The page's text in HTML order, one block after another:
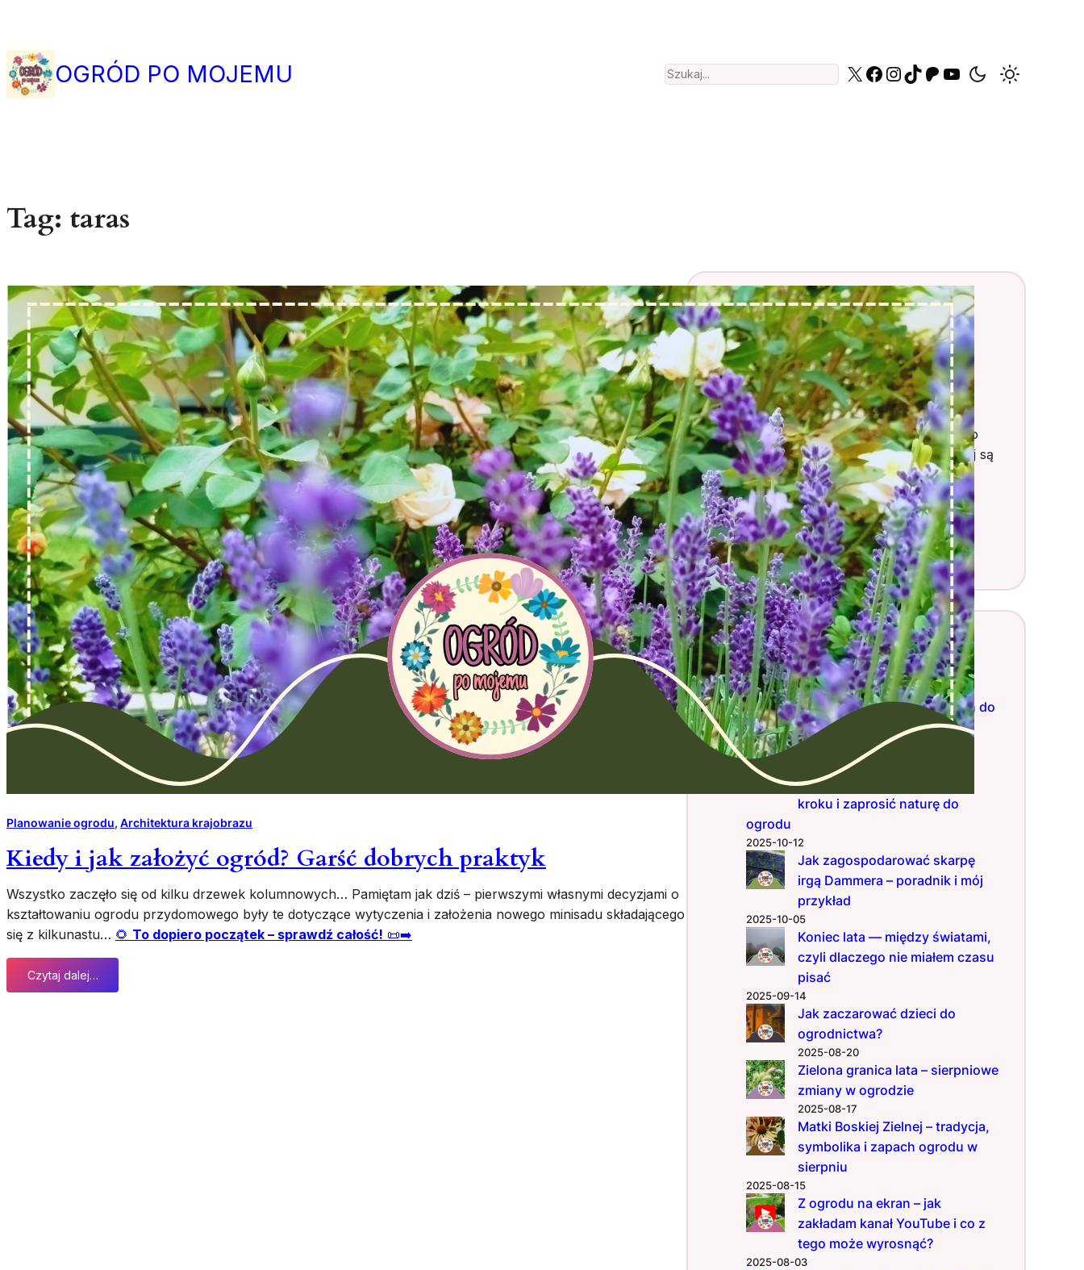
treści
OGRÓD PO MOJEMU Search X Facebook
Instagram
TikTok
Patreon
YouTube
Tag: taras
Planowanie ogrodu, Architektura krajobrazu
Kiedy i jak założyć ogród? Garść dobrych praktyk
Wszystko zaczęło się od kilku drzewek kolumnowych… Pamiętam jak dziś – pierwszymi własnymi decyzjami o
kształtowaniu ogrodu przydomowego były te dotyczące wytyczenia i założenia nowego minisadu składającego
się z kilkunastu… 🌻 To dopiero początek – sprawdź całość! 📜➡️
Czytaj dalej…
Daniel
Twój Ogrodnik
Cześć, jestem Daniel!🌱✨ Ogrodnictwo i
przyroda to moja pasja, dlatego dzielę się o
tym na blogu i w social mediach. 🌿🏡 Tutaj są
moje socjale ⬇️⬇️⬇️ Możesz też przejrzeć
bardziej szczegółowyProfil Ogrodnika.
Facebook InstagramX
Najnowsze wpisy
25 małych drzew ozdobnych do
nowoczesnego ogrodu
2025-12-01
Hotel pod Aronią – jak zrobić
domek dla owadów krok po
kroku i zaprosić naturę do
ogrodu
2025-10-12
Jak zagospodarować skarpę
irgą Dammera – poradnik i mój
przykład
2025-10-05
Koniec lata — między światami,
czyli dlaczego nie miałem czasu
pisać
2025-09-14
Jak zaczarować dzieci do
ogrodnictwa?
2025-08-20
Zielona granica lata – sierpniowe
zmiany w ogrodzie
2025-08-17
Matki Boskiej Zielnej – tradycja,
symbolika i zapach ogrodu w
sierpniu
2025-08-15
Z ogrodu na ekran – jak
zakładam kanał YouTube i co z
tego może wyrosnąć?
2025-08-03